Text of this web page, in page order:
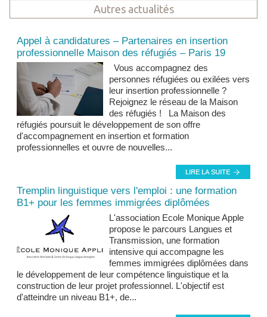
Autres actualités
Appel à candidatures – Partenaires en insertion
professionnelle Maison des réfugiés – Paris 19
Vous accompagnez des
personnes réfugiées ou exilées vers
leur insertion professionnelle ?
Rejoignez le réseau de la Maison
des réfugiés ! La Maison des
réfugiés poursuit le développement de son offre
d'accompagnement en insertion et formation
professionnelles et ouvre de nouvelles...
Tremplin linguistique vers l'emploi : une formation
B1+ pour les femmes immigrées diplômées
L'association Ecole Monique Apple
propose le parcours Langues et
Transmission, une formation
intensive qui accompagne les
femmes immigrées diplômées dans
le développement de leur compétence linguistique et la
construction de leur projet professionnel. L'objectif est
d'atteindre un niveau B1+, de...